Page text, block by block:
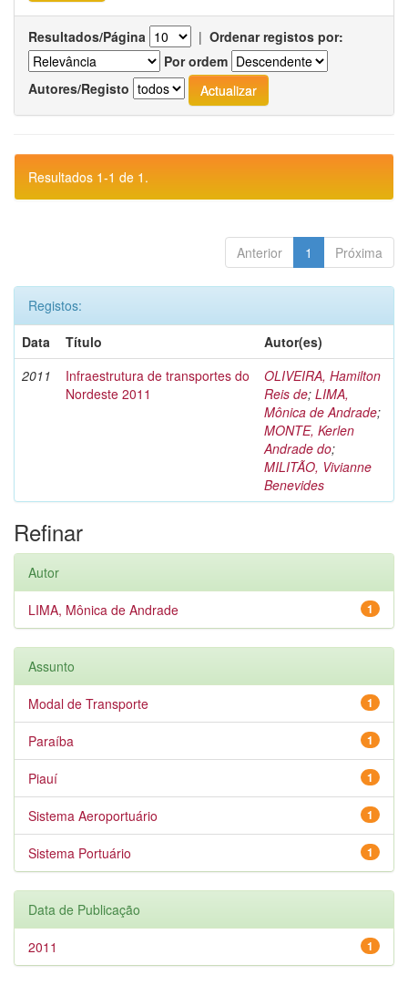
Resultados/Página | Ordenar registos por:
Por ordem
Autores/Registo
Resultados 1-1 de 1.
Anterior 1 Próxima
Registos:
Data
Título
Autor(es)
2011
Infraestrutura de transportes do
Nordeste 2011
OLIVEIRA, Hamilton
Reis de; LIMA,
Mônica de Andrade;
MONTE, Kerlen
Andrade do;
MILITÃO, Vivianne
Benevides
Refinar
Autor
1
LIMA, Mônica de Andrade
Assunto
1
Modal de Transporte
1
Paraíba
1
Piauí
1
Sistema Aeroportuário
1
Sistema Portuário
Data de Publicação
1
2011